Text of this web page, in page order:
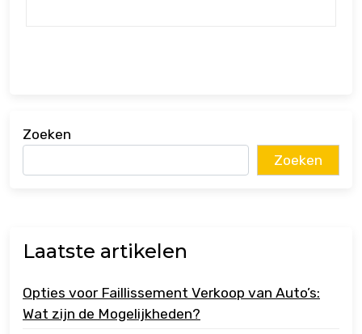
Zoeken
Zoeken
Laatste artikelen
Opties voor Faillissement Verkoop van Auto’s:
Wat zijn de Mogelijkheden?